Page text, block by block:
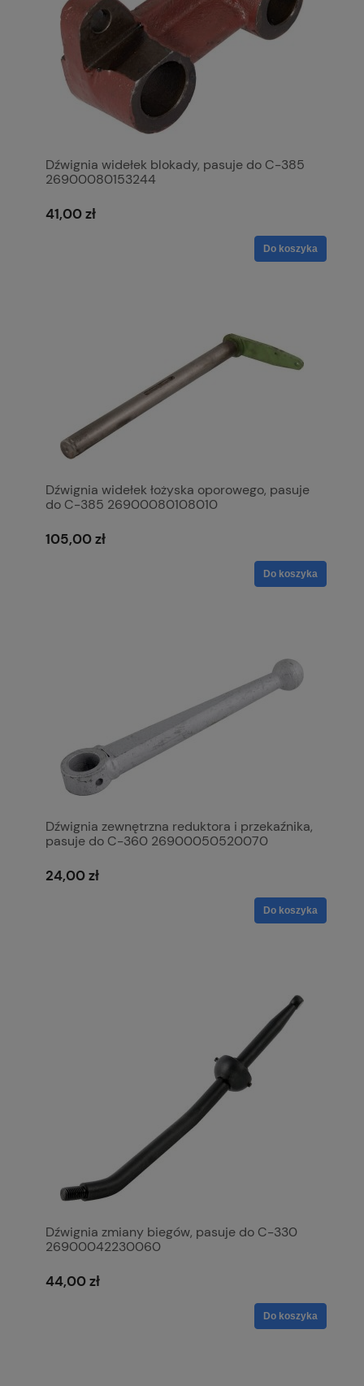
Dźwignia widełek blokady, pasuje do C-385
26900080153244
41,00 zł
Do koszyka
Dźwignia widełek łożyska oporowego, pasuje
do C-385 26900080108010
105,00 zł
Do koszyka
Dźwignia zewnętrzna reduktora i przekaźnika,
pasuje do C-360 26900050520070
24,00 zł
Do koszyka
Dźwignia zmiany biegów, pasuje do C-330
26900042230060
44,00 zł
Do koszyka